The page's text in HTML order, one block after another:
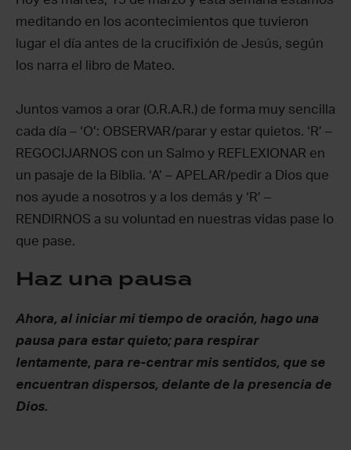
meditando en los acontecimientos que tuvieron
lugar el día antes de la crucifixión de Jesús, según
los narra el libro de Mateo.
Juntos vamos a orar (O.R.A.R.) de forma muy sencilla
cada día – ‘O’: OBSERVAR/parar y estar quietos. ‘R’ –
REGOCIJARNOS con un Salmo y REFLEXIONAR en
un pasaje de la Biblia. ‘A’ – APELAR/pedir a Dios que
nos ayude a nosotros y a los demás y ‘R’ –
RENDIRNOS a su voluntad en nuestras vidas pase lo
que pase.
Haz una pausa
Ahora, al iniciar mi tiempo de oración, hago una
pausa para estar quieto; para respirar
lentamente, para re-centrar mis sentidos, que se
encuentran dispersos, delante de la presencia de
Dios.